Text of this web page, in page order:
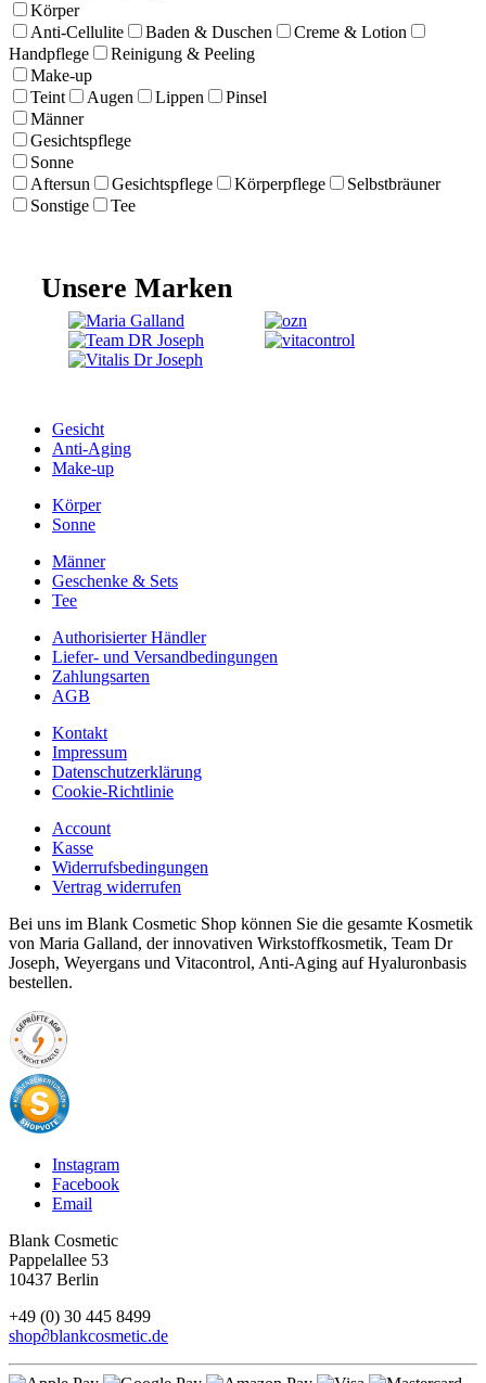
Körper
Anti-Cellulite
Baden & Duschen
Creme & Lotion
Handpflege
Reinigung & Peeling
Make-up
Teint
Augen Lippen
Pinsel
Männer
Gesichtspflege
Sonne
Aftersun
Gesichtspflege Körperpflege
Selbstbräuner
Sonstige
Tee
Unsere Marken
Gesicht
Anti-Aging
Make-up
Körper
Sonne
Männer
Geschenke & Sets
Tee
Authorisierter Händler
Liefer- und Versandbedingungen
Zahlungsarten
AGB
Kontakt
Impressum
Datenschutzerklärung
Cookie-Richtlinie
Account
Kasse
Widerrufsbedingungen
Vertrag widerrufen
Bei uns im Blank Cosmetic Shop können Sie die gesamte Kosmetik
von Maria Galland, der innovativen Wirkstoffkosmetik, Team Dr
Joseph, Weyergans und Vitacontrol, Anti-Aging auf Hyaluronbasis
bestellen.
Instagram
Facebook
Email
Blank Cosmetic
Pappelallee 53
10437 Berlin
+49 (0) 30 445 8499
shop∂blankcosmetic.de